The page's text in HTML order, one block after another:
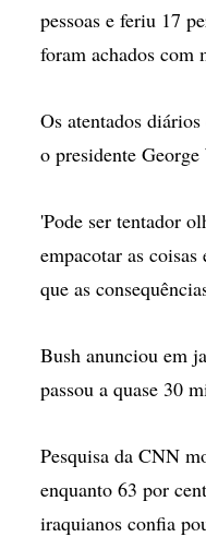
pessoas e feriu 17
foram achados com
Os atentados
o presidente
'Pode ser tentador
empacotar as
que as
Bush anunciou em
passou a quase 30
Pesquisa da CNN
enquanto 63 por
iraquianos confia